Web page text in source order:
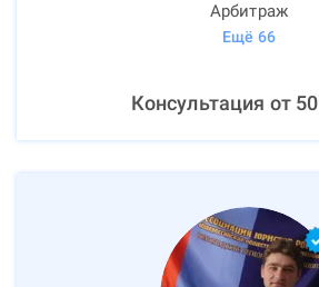
Арбитраж
Ещё 66
Консультация от